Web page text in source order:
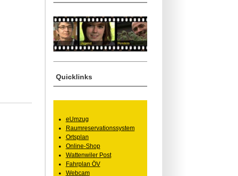
Quicklinks
eUmzug
Raumreservationssystem
Ortsplan
Online-Shop
Wattenwiler Post
Fahrplan ÖV
Webcam